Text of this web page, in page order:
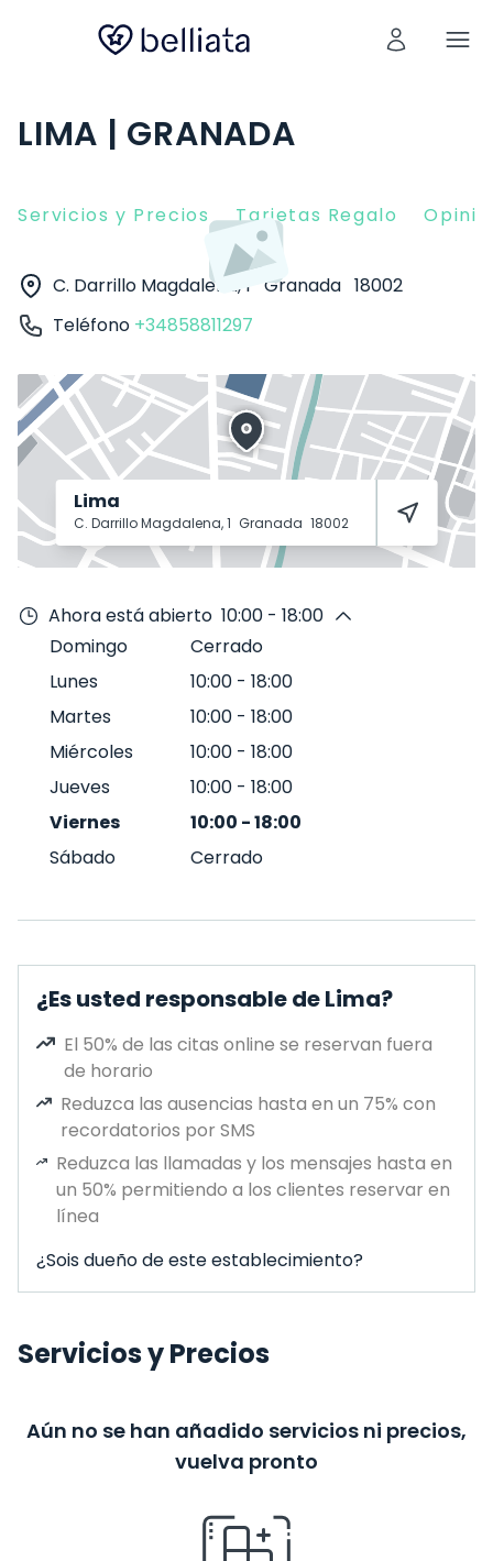
LIMA | GRANADA
Servicios y Precios Tarjetas Regalo
C. Darrillo Magdalena, 1 Granada 18002
Teléfono +34858811297
Lima
C. Darrillo Magdalena, 1 Granada 18002
Ahora está abierto 10:00 - 18:00
Domingo
Cerrado
Lunes
10:00 - 18:00
Martes
10:00 - 18:00
Miércoles
10:00 - 18:00
Jueves
10:00 - 18:00
Viernes
10:00 -18:00
Sábado
Cerrado
¿Es usted responsable de Lima?
El 50% de las citas online se reservan fuera
de horario
Reduzca las ausencias hasta en un 75% con
recordatorios por SMS
Reduzca las llamadas y los mensajes hasta en
un 50% permitiendo a los clientes reservar en
línea
¿Sois dueño de este establecimiento?
Servicios y Precios
Aún no se han añadido servicios ni precios,
vuelva pronto